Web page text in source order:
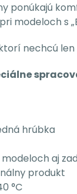
ponúkajú
modeloch s
nechcú len
hrúbka
aj
produkt
°C